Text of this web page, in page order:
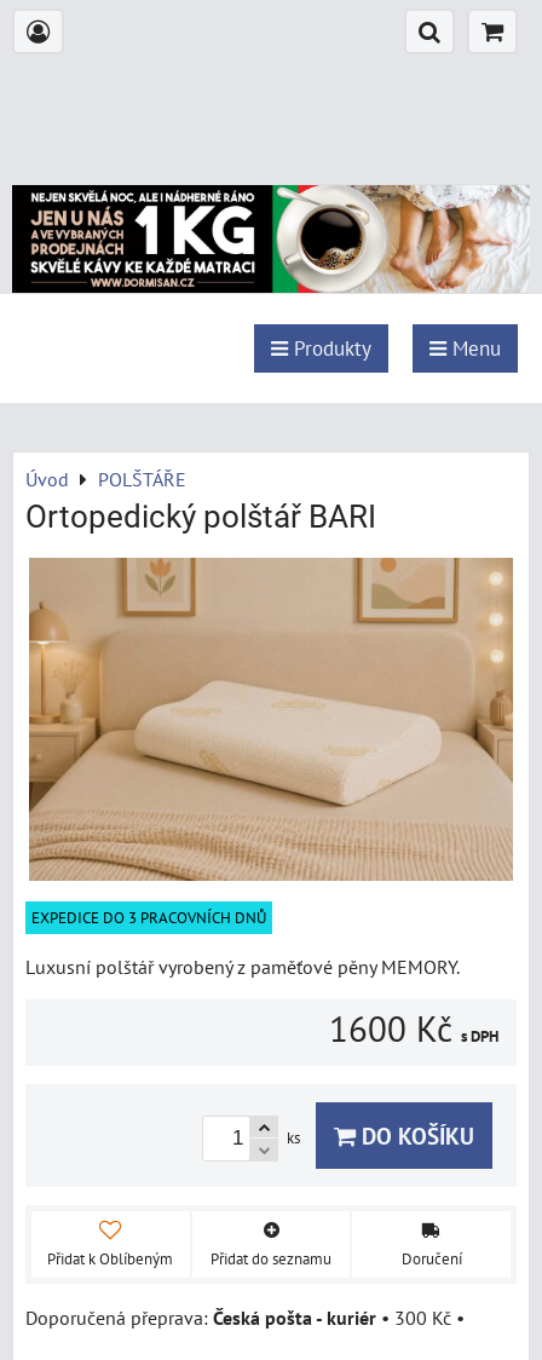
Produkty Menu
Úvod POLŠTÁŘE
Ortopedický polštář BARI
EXPEDICE DO 3 PRACOVNÍCH DNŮ
Luxusní polštář vyrobený z paměťové pěny MEMORY.
1600 Kč s DPH
ks DO KOŠÍKU
Přidat k Oblíbeným Přidat do seznamu Doručení
Česká pošta - kuriér • 300 Kč •